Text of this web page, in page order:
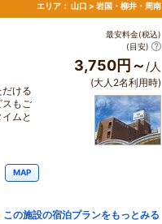
エリア： 山口 > 岩国・柳井・周南
ける
スもご
ムと
MAP
最安料金(税込)
(目安)
3,750円～/人
(大人2名利用時)
この施設の宿泊プランをもっとみる